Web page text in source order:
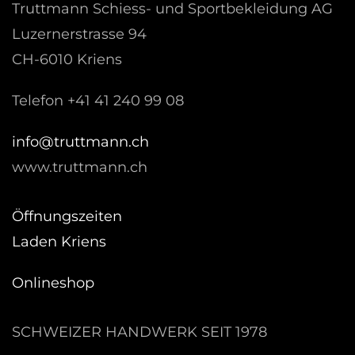
Truttmann Schiess- und Sportbekleidung AG
Luzernerstrasse 94
CH-6010 Kriens
Telefon +41 41 240 99 08
hc.nnamtturt@ofni
www.truttmann.ch
Öffnungszeiten
Laden Kriens
Onlineshop
SCHWEIZER HANDWERK SEIT 1978